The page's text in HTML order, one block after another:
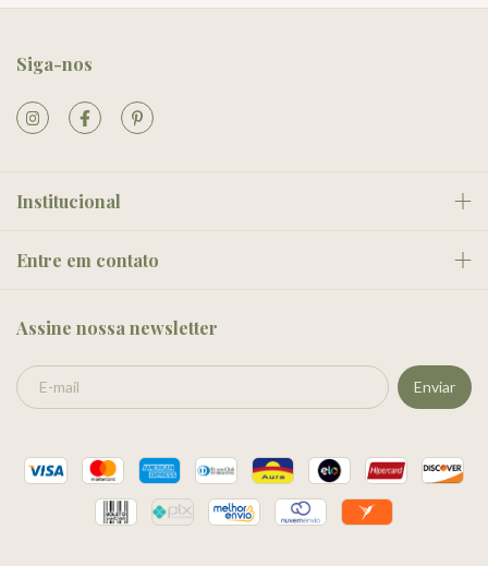
Siga-nos
Institucional
Entre em contato
Assine nossa newsletter